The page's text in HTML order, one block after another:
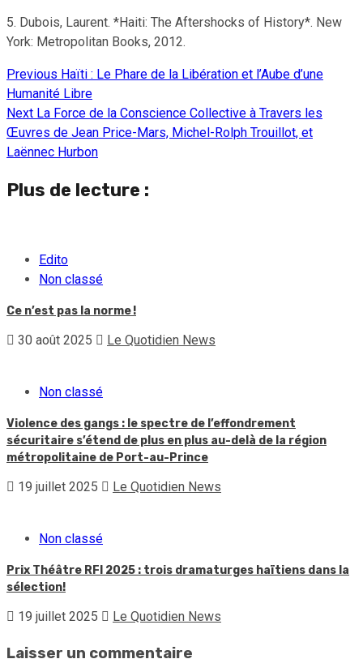
5. Dubois, Laurent. *Haiti: The Aftershocks of History*. New
York: Metropolitan Books, 2012.
Continue
Reading
Previous Haïti : Le Phare de la Libération et l’Aube d’une
Humanité Libre
Next La Force de la Conscience Collective à Travers les
Œuvres de Jean Price-Mars, Michel-Rolph Trouillot, et
Laënnec Hurbon
Plus de lecture :
Edito
Non classé
Ce n’est pas la norme !
30 août 2025 Le Quotidien News
Non classé
Violence des gangs : le spectre de l’effondrement
sécuritaire s’étend de plus en plus au-delà de la région
métropolitaine de Port-au-Prince
19 juillet 2025 Le Quotidien News
Non classé
Prix Théâtre RFI 2025 : trois dramaturges haïtiens dans la
sélection!
19 juillet 2025 Le Quotidien News
Laisser un commentaire